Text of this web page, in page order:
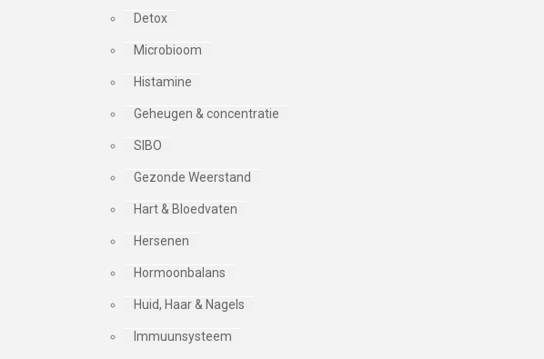
Detox
Microbioom
Histamine
Geheugen & concentratie
SIBO
Gezonde Weerstand
Hart & Bloedvaten
Hersenen
Hormoonbalans
Huid, Haar & Nagels
Immuunsysteem